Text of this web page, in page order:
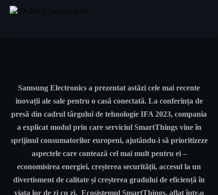
Samsung Electronics a prezentat astăzi cele mai recente
inovații ale sale pentru o casă conectată. La conferința de
presă din cadrul târgului de tehnologie IFA 2023, compania
a explicat modul prin care serviciul SmartThings vine în
sprijinul consumatorilor europeni, ajutându-i să prioritizeze
aspectele care contează cel mai mult pentru ei –
economisirea energiei, creșterea securității, accesul la un
divertisment de calitate și creșterea gradului de eficiență în
viața lor de zi cu zi. Ecosistemul SmartThings, aflat într-o